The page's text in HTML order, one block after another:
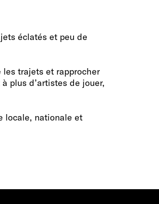
éclatés et peu de
les trajets et rapprocher
plus d’artistes de jouer,
locale, nationale et